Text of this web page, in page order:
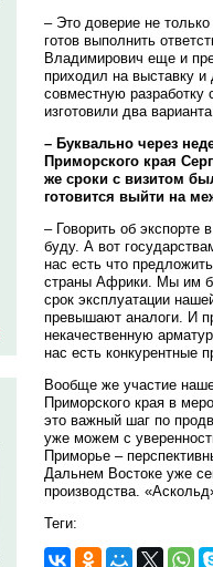
– Это доверие не
готов выполнить
Владимирович еще и
приходил на выставку
совместную
изготовили два
– Буквально через
Приморского края
же сроки с визитом
готовится выйти на
– Говорить об экспорте
буду. А вот
нас есть что
страны Африки. Мы им
срок эксплуатации
превышают аналоги. И
некачественную
нас есть конкурентные
Вообще же участие
Приморского края в
это важный шаг по
уже можем с
Приморье –
Дальнем Востоке уже
производства.
Теги: